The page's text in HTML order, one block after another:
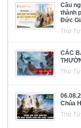
Cầu
thành
Đức
Thứ
CÁC
Thứ
Chúa
Thứ